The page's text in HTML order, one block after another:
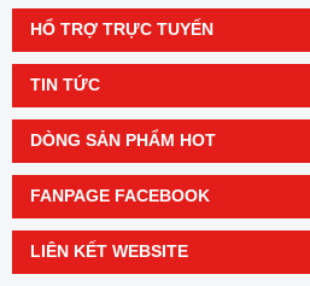
HỔ TRỢ TRỰC TUYẾN
TIN TỨC
DÒNG SẢN PHẨM HOT
FANPAGE FACEBOOK
LIÊN KẾT WEBSITE